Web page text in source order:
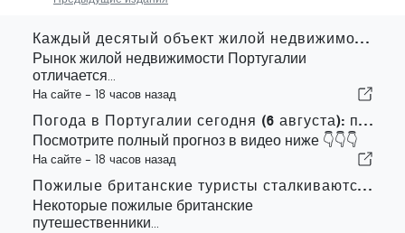
Каждый десятый объект жилой недвижимости, выставленный на продажу в Португалии, продается менее чем за неделю
Рынок жилой недвижимости Португалии
отличается...
На сайте - 18 часов назад
Погода в Португалии сегодня (6 августа): прогноз, температура и что ожидать
Посмотрите полный прогноз в видео ниже 👇👇👇
На сайте - 18 часов назад
Пожилые британские туристы сталкиваются с трудностями в связи с введением в Европейском союзе новых процедур проверки отпечатков пальцев
Некоторые пожилые британские
путешественники...